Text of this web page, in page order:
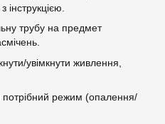
інструкцією.
трубу на предмет
увімкнути живлення,
потрібний режим (опалення/